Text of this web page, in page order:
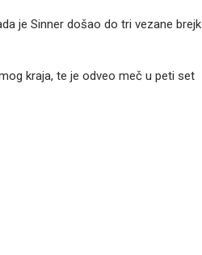
je Sinner došao do tri vezane brejk
kraja, te je odveo meč u peti set